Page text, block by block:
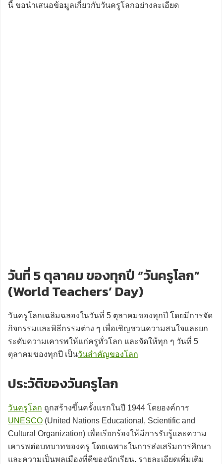
นี้ ขอนำเสนอข้อมูลเกี่ยวกับวันครูโลกอย่างละเอียด
วันที่ 5 ตุลาคม ของทุกปี “วันครูโลก”
(World Teachers’ Day)
วันครูโลกเฉลิมฉลองในวันที่ 5 ตุลาคมของทุกปี โดยมีการจัด
กิจกรรมและพิธีกรรมต่าง ๆ เพื่อเชิญชวนความสนใจและยก
ระดับความเคารพให้แก่ครูทั่วโลก และจัดให้ทุก ๆ วันที่ 5
ตุลาคมของทุกปี เป็นวันสำคัญของโลก
ประวัติของวันครูโลก
วันครูโลก ถูกสร้างขึ้นครั้งแรกในปี 1944 โดยองค์การ
UNESCO (United Nations Educational, Scientific and
Cultural Organization) เพื่อเรียกร้องให้มีการรับรู้และความ
เคารพต่อบทบาทของครู โดยเฉพาะในการส่งเสริมการศึกษา
และความเป็นพลเมืองที่ดีของนักเรียน. รายละเอียดเพิ่มเติม